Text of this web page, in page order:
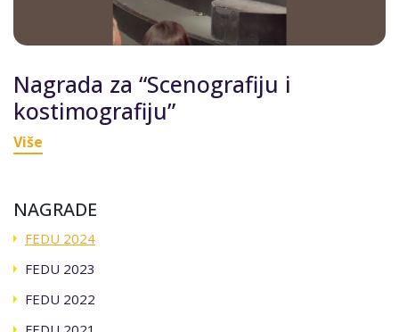
Nagrada za “Scenografiju i
kostimografiju”
Više
NAGRADE
FEDU 2024
FEDU 2023
FEDU 2022